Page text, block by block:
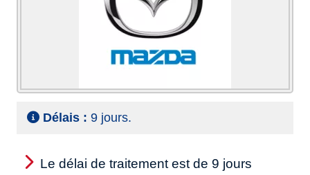
Délais : 9 jours.
Le délai de traitement est de 9 jours